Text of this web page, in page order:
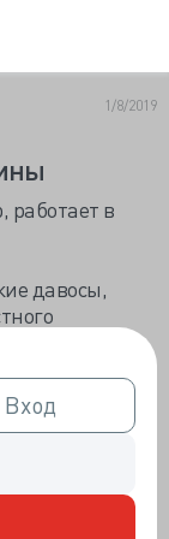
Вход
Вход
1/8/2019
в
давосы,
встреча